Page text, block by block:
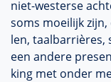
niet-westerse
soms moeilijk
len, taalbarrières,
een andere
king met onder